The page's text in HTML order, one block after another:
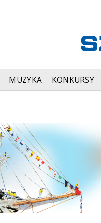
MUZYKA KONKURSY